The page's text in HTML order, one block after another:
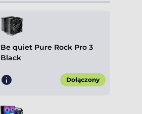
Be quiet Pure Rock Pro 3
Black
Dołączony